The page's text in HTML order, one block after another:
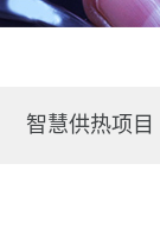
智慧供热项目